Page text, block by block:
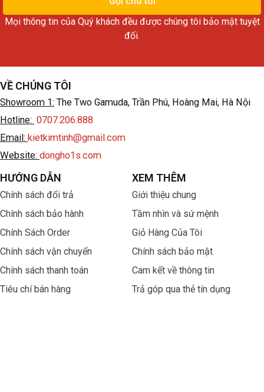
Mọi thông tin của Quý khách đều được chúng tôi bảo mật tuyệt
đối.
VỀ CHÚNG TÔI
Showroom 1: The Two Gamuda, Trần Phú, Hoàng Mai, Hà Nội
Hotline: 0707.206.888
Email: kietkimtinh@gmail.com
Website: dongho1s.com
HƯỚNG DẪN
Chính sách đổi trả
Chính sách bảo hành
Chính Sách Order
Chính sách vận chuyển
Chính sách thanh toán
Tiêu chí bán hàng
XEM THÊM
Giới thiệu chung
Tầm nhìn và sứ mệnh
Giỏ Hàng Của Tôi
Chính sách bảo mật
Cam kết về thông tin
Trả góp qua thẻ tín dụng